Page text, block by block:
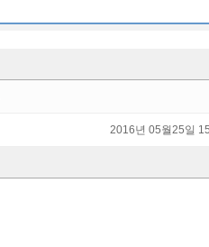
2016년 05월25일